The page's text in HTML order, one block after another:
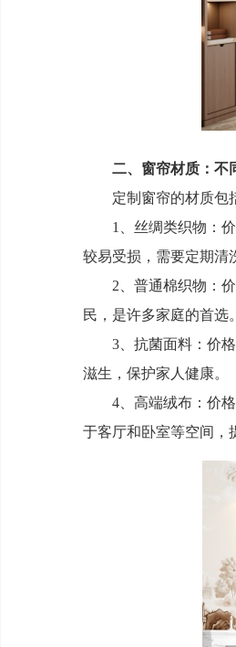
二、窗帘材质：不
定制窗帘的材质包括
1、丝绸类织物：价
较易受损，需要定期清
2、普通棉织物：价
民，是许多家庭的首选。
3、抗菌面料：价格
滋生，保护家人健康。
4、高端绒布：价格
于客厅和卧室等空间，